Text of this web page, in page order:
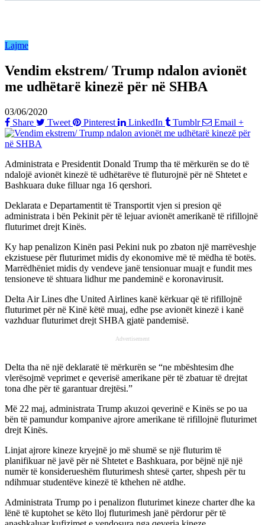
Lajme
Vendim ekstrem/ Trump ndalon avionët
me udhëtarë kinezë për në SHBA
03/06/2020
Share
Tweet Pinterest LinkedIn Tumblr Email +
Administrata e Presidentit Donald Trump tha të mërkurën se do të
ndalojë avionët kinezë të udhëtarëve të fluturojnë për në Shtetet e
Bashkuara duke filluar nga 16 qershori.
Deklarata e Departamentit të Transportit vjen si presion që
administrata i bën Pekinit për të lejuar avionët amerikanë të rifillojnë
fluturimet drejt Kinës.
Ky hap penalizon Kinën pasi Pekini nuk po zbaton një marrëveshje
ekzistuese për fluturimet midis dy ekonomive më të mëdha të botës.
Marrëdhëniet midis dy vendeve janë tensionuar muajt e fundit mes
tensioneve të shtuara lidhur me pandeminë e koronavirusit.
Delta Air Lines dhe United Airlines kanë kërkuar që të rifillojnë
fluturimet për në Kinë këtë muaj, edhe pse avionët kinezë i kanë
vazhduar fluturimet drejt SHBA gjatë pandemisë.
Advertisement
Delta tha në një deklaratë të mërkurën se “ne mbështesim dhe
vlerësojmë veprimet e qeverisë amerikane për të zbatuar të drejtat
tona dhe për të garantuar drejtësi.”
Më 22 maj, administrata Trump akuzoi qeverinë e Kinës se po ua
bën të pamundur kompanive ajrore amerikane të rifillojnë fluturimet
drejt Kinës.
Linjat ajrore kineze kryejnë jo më shumë se një fluturim të
planifikuar në javë për në Shtetet e Bashkuara, por bëjnë një një
numër të konsiderueshëm fluturimesh shtesë çarter, shpesh për tu
ndihmuar studentëve kinezë të kthehen në atdhe.
Administrata Trump po i penalizon fluturimet kineze charter dhe ka
lënë të kuptohet se këto lloj fluturimesh janë përdorur për të